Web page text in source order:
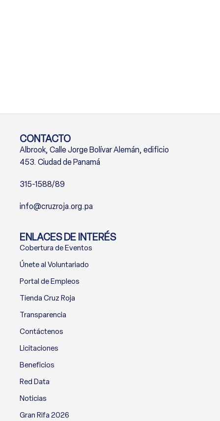
CONTACTO
Albrook, Calle Jorge Bolívar Alemán, edificio
453. Ciudad de Panamá
315-1588/89
info@cruzroja.org.pa
ENLACES DE INTERÉS
Cobertura de Eventos
Únete al Voluntariado
Portal de Empleos
Tienda Cruz Roja
Transparencia
Contáctenos
Licitaciones
Beneficios
Red Data
Noticias
Gran Rifa 2026